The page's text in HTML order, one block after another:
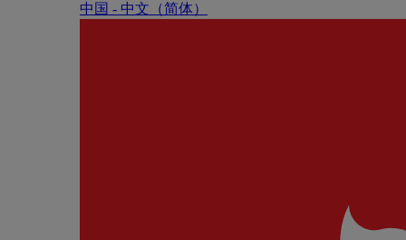
中国 - 中⽂（简体）